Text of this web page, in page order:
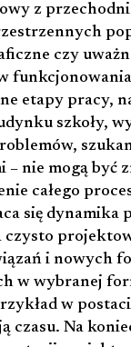
z
czy
etapy pracy,
szkoły,
– nie mogą być
całego
się dynamika
czysto
i nowych
w wybranej
w
czasu. Na